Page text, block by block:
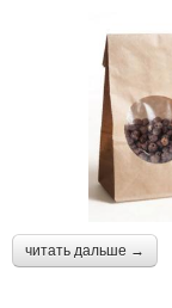
читать дальше →